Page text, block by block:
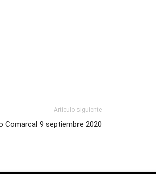
Artículo siguiente
Comarcal 9 septiembre 2020